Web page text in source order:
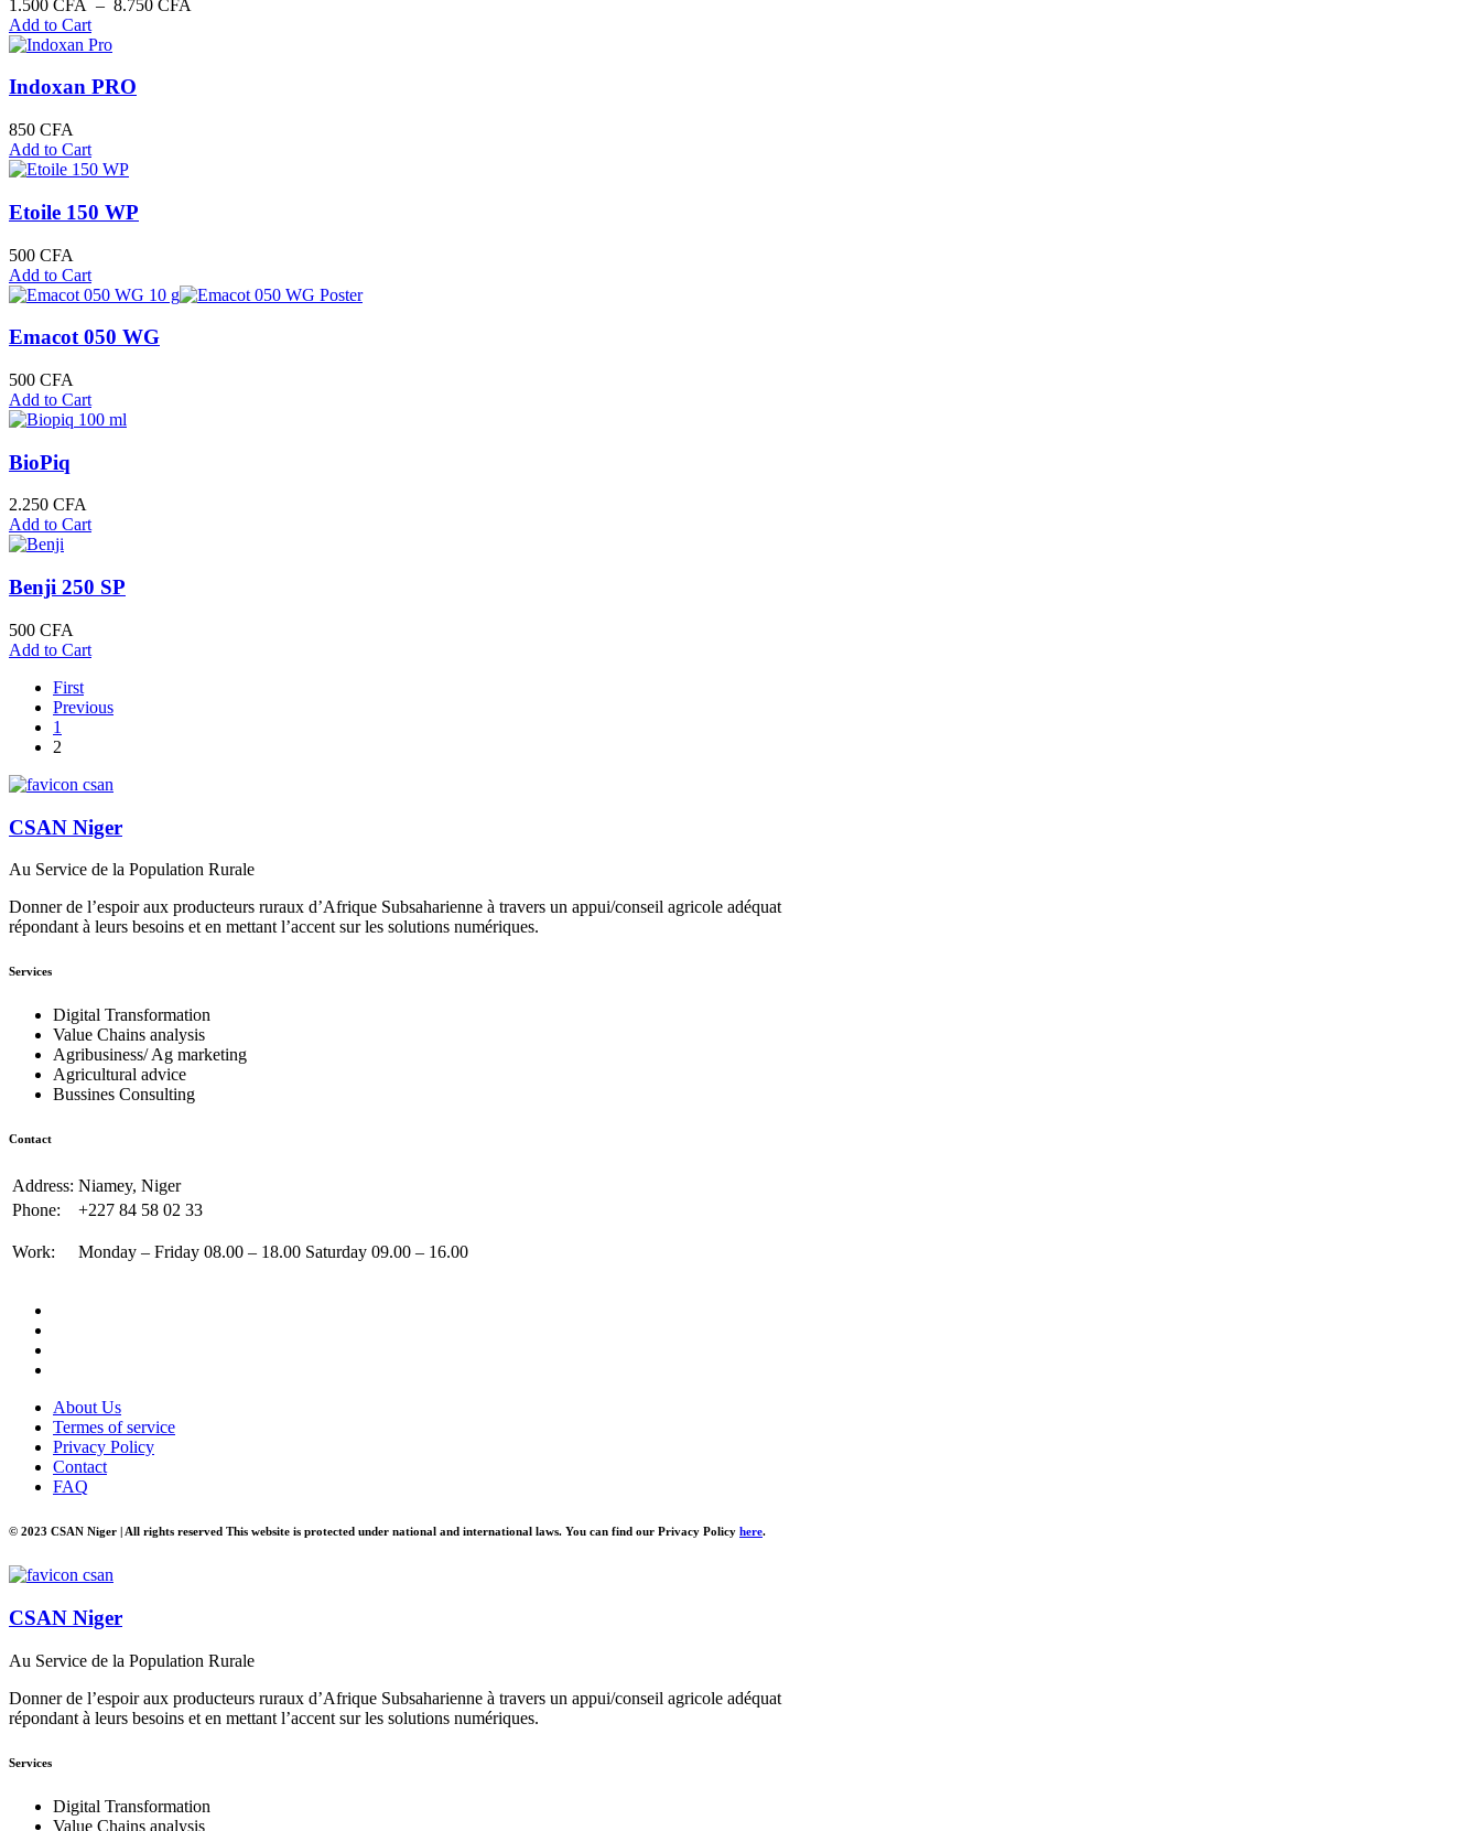
1.500 CFA – 8.750 CFA
Add to Cart
Indoxan PRO
850 CFA
Add to Cart
Etoile 150 WP
500 CFA
Add to Cart
Emacot 050 WG
500 CFA
Add to Cart
BioPiq
2.250 CFA
Add to Cart
Benji 250 SP
500 CFA
Add to Cart
First
Previous
1
2
CSAN Niger
Au Service de la Population Rurale
Donner de l’espoir aux producteurs ruraux d’Afrique Subsaharienne à travers un appui/conseil agricole adéquat
répondant à leurs besoins et en mettant l’accent sur les solutions numériques.
Services
Digital Transformation
Value Chains analysis
Agribusiness/ Ag marketing
Agricultural advice
Bussines Consulting
Contact
Address: Niamey, Niger
Phone:
+227 84 58 02 33
Work: Monday – Friday 08.00 – 18.00 Saturday 09.00 – 16.00
About Us
Termes of service
Privacy Policy
Contact
FAQ
© 2023 CSAN Niger | All rights reserved This website is protected under national and international laws. You can find our Privacy Policy here.
CSAN Niger
Au Service de la Population Rurale
Donner de l’espoir aux producteurs ruraux d’Afrique Subsaharienne à travers un appui/conseil agricole adéquat
répondant à leurs besoins et en mettant l’accent sur les solutions numériques.
Services
Digital Transformation
Value Chains analysis